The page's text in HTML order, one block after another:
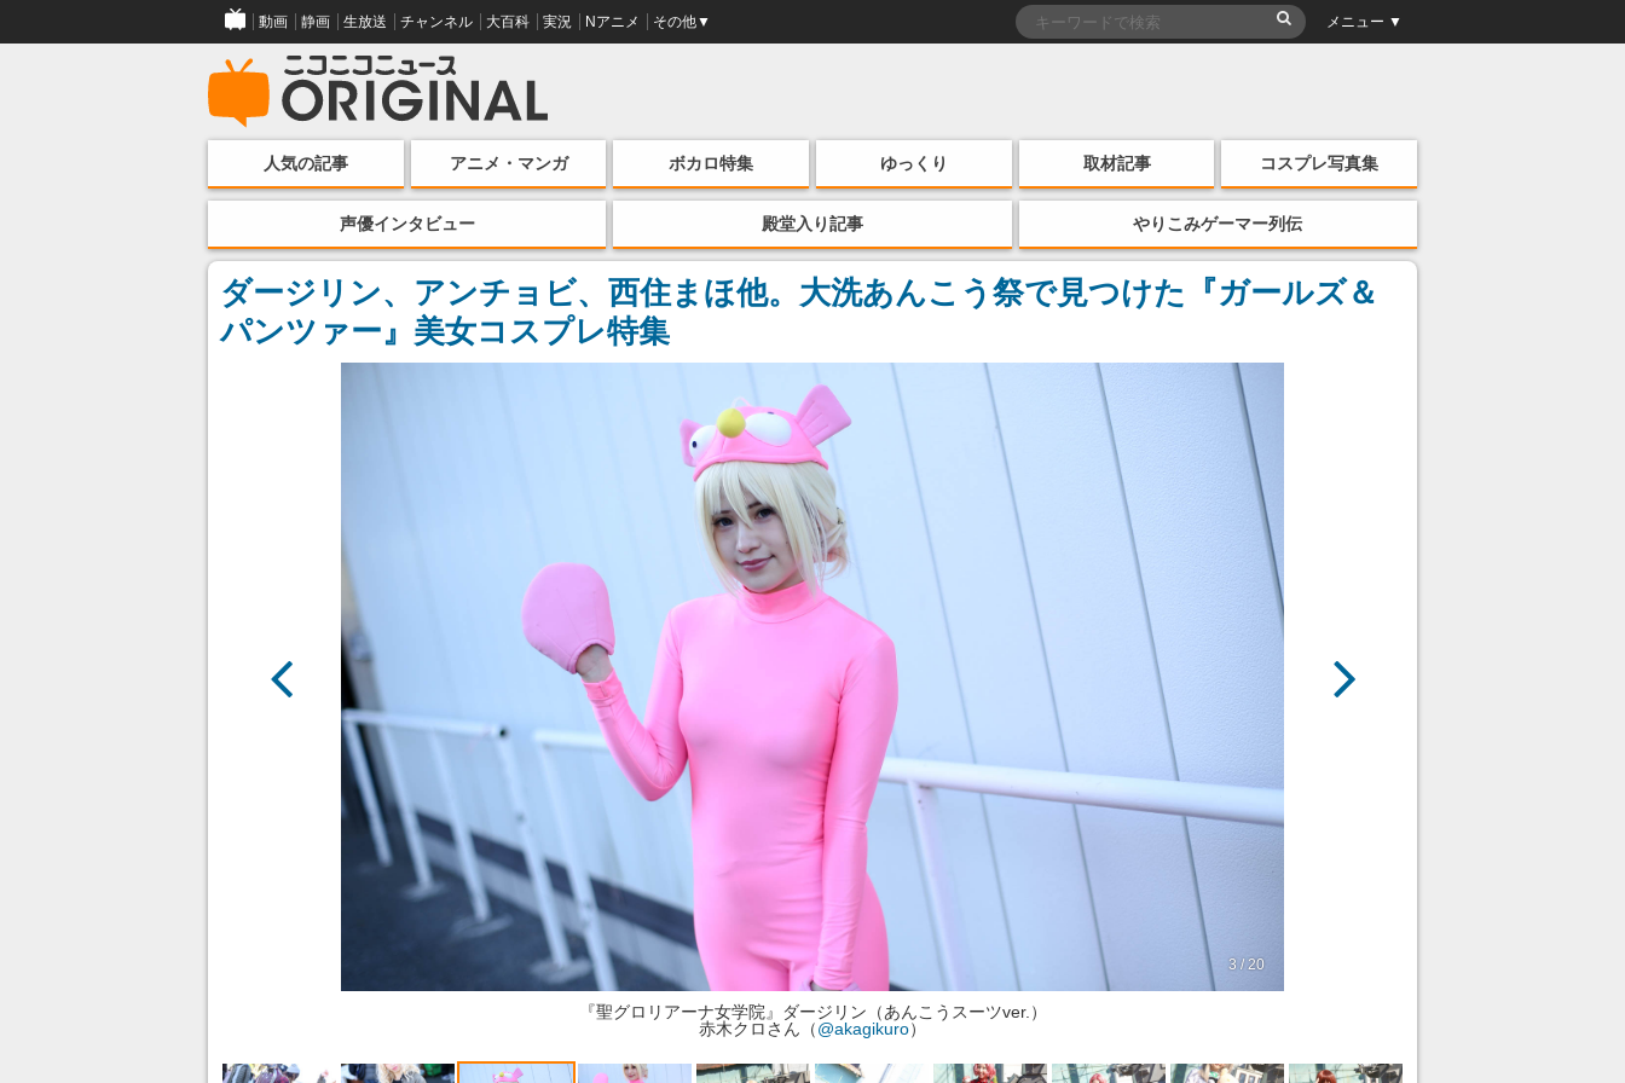
動画 静画 生放送 チャンネル 大百科 実況 Nアニメ その他▼ メニュー ▼
人気の記事 アニメ・マンガ ボカロ特集 ゆっくり 取材記事 コスプレ写真集
声優インタビュー 殿堂入り記事 やりこみゲーマー列伝
ダージリン、アンチョビ、西住まほ他。大洗あんこう祭で見つけた『ガールズ＆
パンツァー』美女コスプレ特集
3 / 20
『聖グロリアーナ女学院』ダージリン（あんこうスーツver.）
赤木クロさん（@akagikuro）